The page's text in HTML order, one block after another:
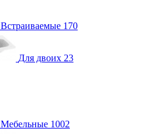
Встраиваемые 170
Для двоих 23
Мебельные 1002